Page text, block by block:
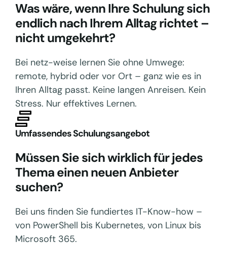
Was wäre, wenn Ihre Schulung sich
endlich nach Ihrem Alltag richtet –
nicht umgekehrt?
Bei netz-weise lernen Sie ohne Umwege:
remote, hybrid oder vor Ort – ganz wie es in
Ihren Alltag passt. Keine langen Anreisen. Kein
Stress. Nur effektives Lernen.
Umfassendes Schulungsangebot
Müssen Sie sich wirklich für jedes
Thema einen neuen Anbieter
suchen?
Bei uns finden Sie fundiertes IT-Know-how –
von PowerShell bis Kubernetes, von Linux bis
Microsoft 365.